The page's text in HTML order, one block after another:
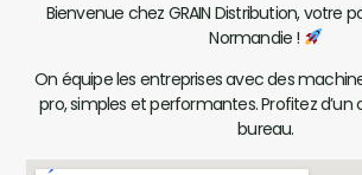
Bienvenue chez GRAIN Distribution, votre
Normandie !
On équipe les entreprises avec des
pro, simples et performantes. Profitez
bureau.